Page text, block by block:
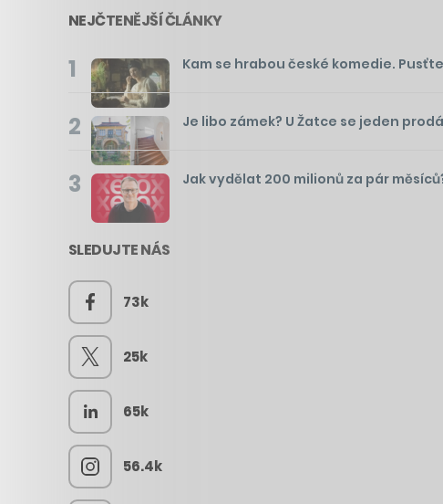
NEJČTENĚJŠÍ ČLÁNKY
1 Kam se hrabou české komedie.
2 Je libo zámek? U Žatce se jeden
3 Jak vydělat 200 milionů za pár
SLEDUJTE NÁS
73k
25k
65k
56.4k